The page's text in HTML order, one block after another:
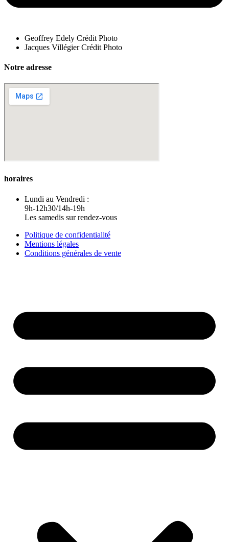
Geoffrey Edely Crédit Photo
Jacques Villégier Crédit Photo
Notre adresse
horaires
Lundi au Vendredi :
9h-12h30/14h-19h
Les samedis sur rendez-vous
Politique de confidentialité
Mentions légales
Conditions générales de vente